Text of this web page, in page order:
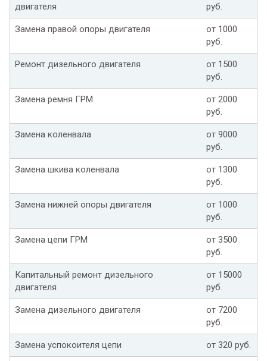
двигателя
руб.
Замена правой опоры двигателя
от 1000
руб.
Ремонт дизельного двигателя
от 1500
руб.
Замена ремня ГРМ
от 2000
руб.
Замена коленвала
от 9000
руб.
Замена шкива коленвала
от 1300
руб.
Замена нижней опоры двигателя
от 1000
руб.
Замена цепи ГРМ
от 3500
руб.
Капитальный ремонт дизельного
двигателя
от 15000
руб.
Замена дизельного двигателя
от 7200
руб.
Замена успокоителя цепи от 320 руб.